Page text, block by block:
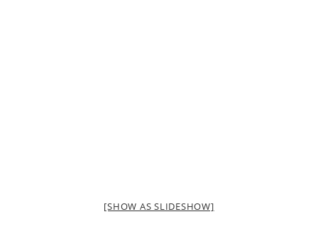
[SHOW AS SLIDESHOW]